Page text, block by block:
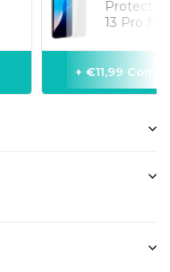
13 Pro
+ €11,99